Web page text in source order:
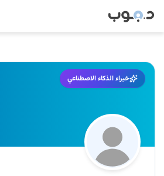
خبراء الذكاء الاصطناعي